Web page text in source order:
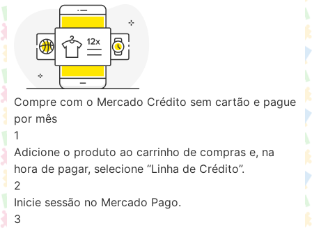
Compre com o Mercado Crédito sem cartão e pague
por mês
1
Adicione o produto ao carrinho de compras e, na
hora de pagar, selecione “Linha de Crédito”.
2
Inicie sessão no Mercado Pago.
3